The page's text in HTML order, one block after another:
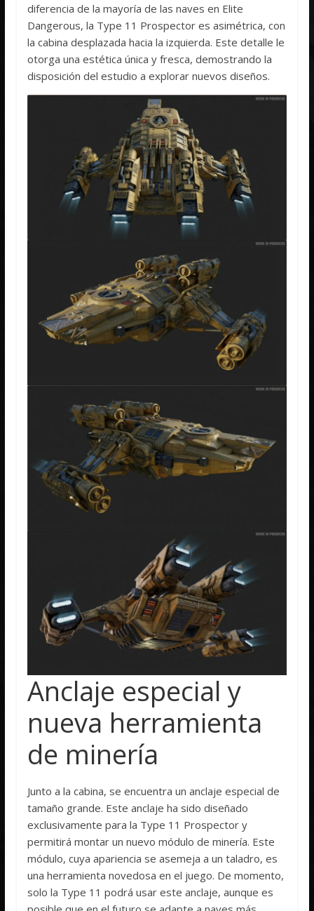
diferencia de la mayoría de las naves en Elite
Dangerous, la Type 11 Prospector es asimétrica, con
la cabina desplazada hacia la izquierda. Este detalle le
otorga una estética única y fresca, demostrando la
disposición del estudio a explorar nuevos diseños.
Anclaje especial y
nueva herramienta
de minería
Junto a la cabina, se encuentra un anclaje especial de
tamaño grande. Este anclaje ha sido diseñado
exclusivamente para la Type 11 Prospector y
permitirá montar un nuevo módulo de minería. Este
módulo, cuya apariencia se asemeja a un taladro, es
una herramienta novedosa en el juego. De momento,
solo la Type 11 podrá usar este anclaje, aunque es